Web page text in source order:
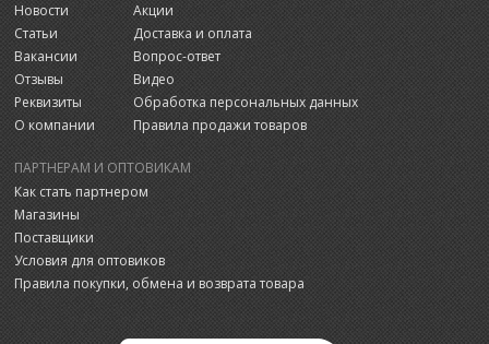
Новости
Статьи
Вакансии
Отзывы
Реквизиты
О компании
Акции
Доставка и оплата
Вопрос-ответ
Видео
Обработка персональных данных
Правила продажи товаров
ПАРТНЕРАМ И ОПТОВИКАМ
Как стать партнером
Магазины
Поставщики
Условия для оптовиков
Правила покупки, обмена и возврата товара